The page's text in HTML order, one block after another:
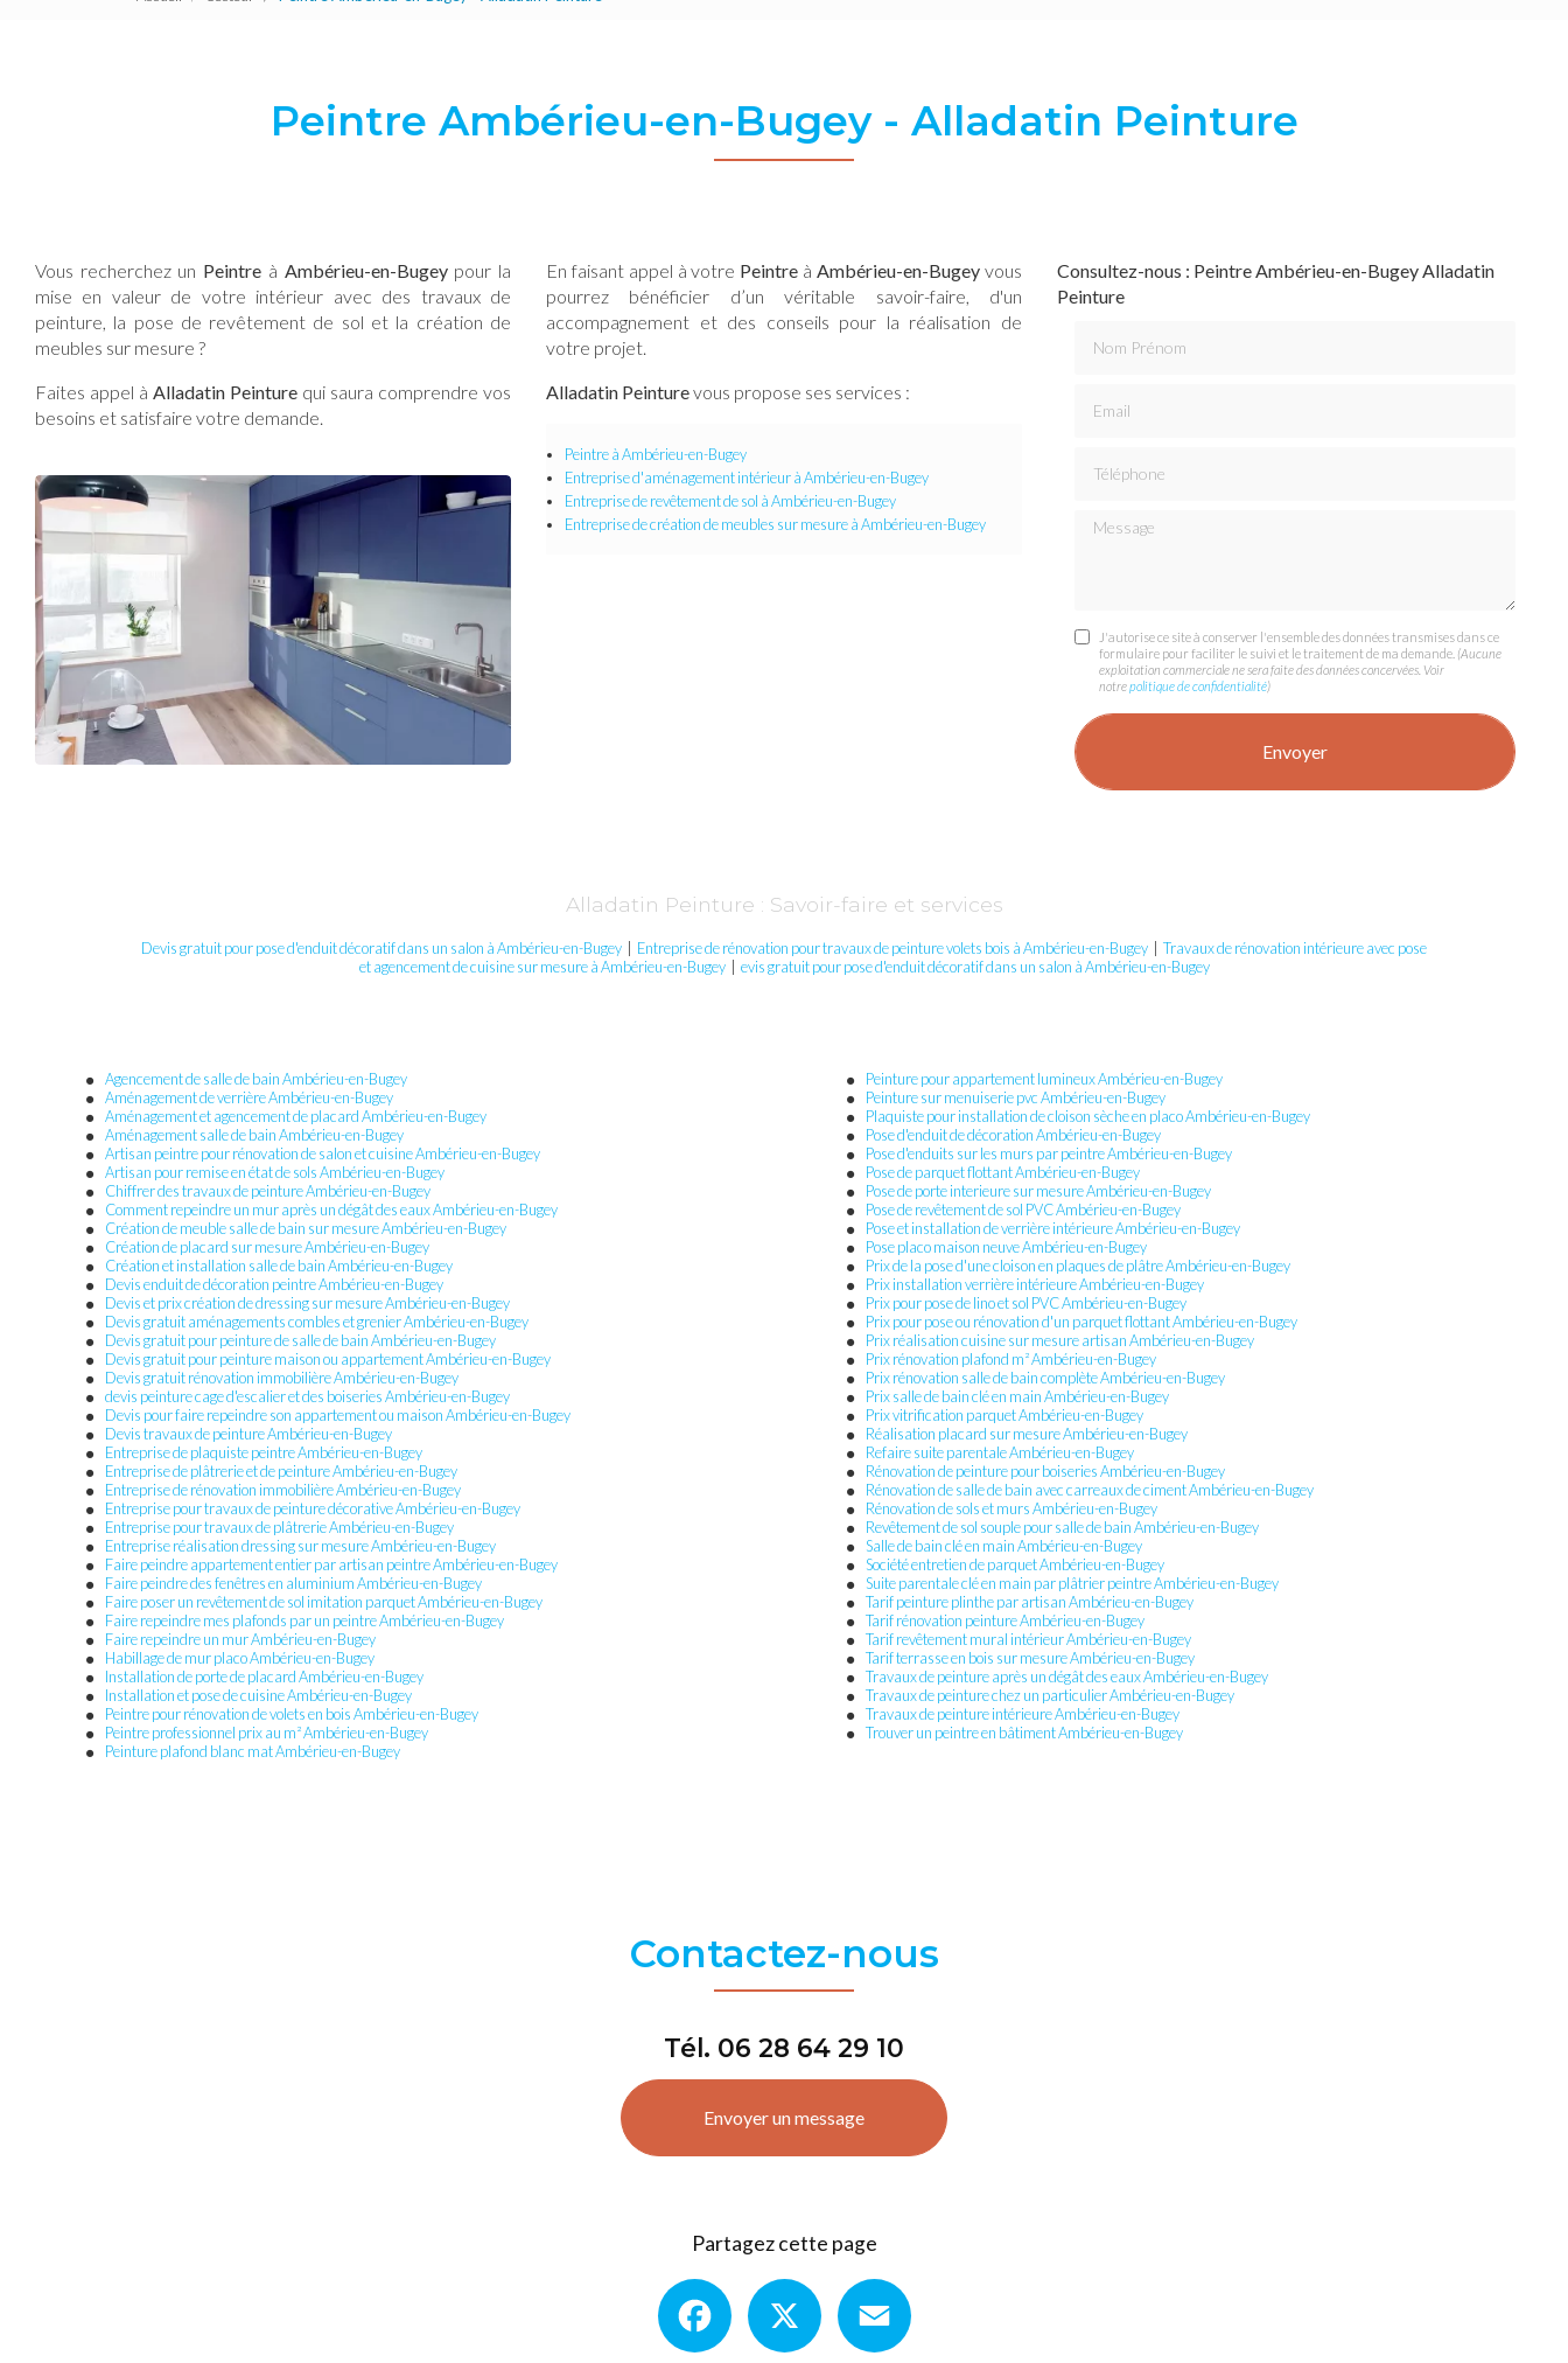
Peintre Ambérieu-en-Bugey - Alladatin Peinture
Vous recherchez un Peintre à Ambérieu-en-Bugeypour la
mise en valeur de votre intérieur avec des travaux de
peinture, la pose de revêtement de sol et la création de
meubles sur mesure ?
Faites appel à Alladatin Peinture qui saura comprendre vos
besoins et satisfaire votre demande.
En faisant appel à votre Peintre àAmbérieu-en-Bugey vous
pourrez bénéficier d’un véritable savoir-faire, d'un
accompagnement et des conseils pour la réalisation de
votre projet.
Alladatin Peinturevous propose ses services :
Peintreà Ambérieu-en-Bugey
Entreprise d'aménagement intérieurà Ambérieu-en-Bugey
Entreprise de revêtement de sol à Ambérieu-en-Bugey
Entreprise de création de meubles sur mesure​​​​​​​à Ambérieu-en-Bugey
Consultez-nous : Peintre Ambérieu-en-Bugey Alladatin
Peinture
Message
J'autorise ce site à conserver l'ensemble des données transmises dans ce
formulaire pour faciliter le suivi et le traitement de ma demande. (Aucune
exploitation commerciale ne sera faite des données concervées. Voir
notrepolitique de confidentialité)
Alladatin Peinture : Savoir-faire et services
Devis gratuit pour pose d'enduit décoratif dans un salon à Ambérieu-en-Bugey | Entreprise de rénovation pour travaux de peinture volets bois à Ambérieu-en-Bugey | Travaux de rénovation intérieure avec pose
et agencement de cuisine sur mesure à Ambérieu-en-Bugey| evis gratuit pour pose d'enduit décoratif dans un salon à Ambérieu-en-Bugey
Agencement de salle de bain Ambérieu-en-Bugey
Aménagement de verrière Ambérieu-en-Bugey
Aménagement et agencement de placard Ambérieu-en-Bugey
Aménagement salle de bain Ambérieu-en-Bugey
Artisan peintre pour rénovation de salon et cuisine Ambérieu-en-Bugey
Artisan pour remise en état de sols Ambérieu-en-Bugey
Chiffrer des travaux de peinture Ambérieu-en-Bugey
Comment repeindre un mur après un dégât des eaux Ambérieu-en-Bugey
Création de meuble salle de bain sur mesure Ambérieu-en-Bugey
Création de placard sur mesure Ambérieu-en-Bugey
Création et installation salle de bain Ambérieu-en-Bugey
Devis enduit de décoration peintre Ambérieu-en-Bugey
Devis et prix création de dressing sur mesure Ambérieu-en-Bugey
Devis gratuit aménagements combles et grenier Ambérieu-en-Bugey
Devis gratuit pour peinture de salle de bain Ambérieu-en-Bugey
Devis gratuit pour peinture maison ou appartement Ambérieu-en-Bugey
Devis gratuit rénovation immobilière Ambérieu-en-Bugey
devis peinture cage d'escalier et des boiseries Ambérieu-en-Bugey
Devis pour faire repeindre son appartement ou maison Ambérieu-en-Bugey
Devis travaux de peinture Ambérieu-en-Bugey
Entreprise de plaquiste peintre Ambérieu-en-Bugey
Entreprise de plâtrerie et de peinture Ambérieu-en-Bugey
Entreprise de rénovation immobilière Ambérieu-en-Bugey
Entreprise pour travaux de peinture décorative Ambérieu-en-Bugey
Entreprise pour travaux de plâtrerie Ambérieu-en-Bugey
Entreprise réalisation dressing sur mesure Ambérieu-en-Bugey
Faire peindre appartement entier par artisan peintre Ambérieu-en-Bugey
Faire peindre des fenêtres en aluminium Ambérieu-en-Bugey
Faire poser un revêtement de sol imitation parquet Ambérieu-en-Bugey
Faire repeindre mes plafonds par un peintre Ambérieu-en-Bugey
Faire repeindre un mur Ambérieu-en-Bugey
Habillage de mur placo Ambérieu-en-Bugey
Installation de porte de placard Ambérieu-en-Bugey
Installation et pose de cuisine Ambérieu-en-Bugey
Peintre pour rénovation de volets en bois Ambérieu-en-Bugey
Peintre professionnel prix au m² Ambérieu-en-Bugey
Peinture plafond blanc mat Ambérieu-en-Bugey
Peinture pour appartement lumineux Ambérieu-en-Bugey
Peinture sur menuiserie pvc Ambérieu-en-Bugey
Plaquiste pour installation de cloison sèche en placo Ambérieu-en-Bugey
Pose d'enduit de décoration Ambérieu-en-Bugey
Pose d'enduits sur les murs par peintre Ambérieu-en-Bugey
Pose de parquet flottant Ambérieu-en-Bugey
Pose de porte interieure sur mesure Ambérieu-en-Bugey
Pose de revêtement de sol PVC Ambérieu-en-Bugey
Pose et installation de verrière intérieure Ambérieu-en-Bugey
Pose placo maison neuve Ambérieu-en-Bugey
Prix de la pose d'une cloison en plaques de plâtre Ambérieu-en-Bugey
Prix installation verrière intérieure Ambérieu-en-Bugey
Prix pour pose de lino et sol PVC Ambérieu-en-Bugey
Prix pour pose ou rénovation d'un parquet flottant Ambérieu-en-Bugey
Prix réalisation cuisine sur mesure artisan Ambérieu-en-Bugey
Prix rénovation plafond m² Ambérieu-en-Bugey
Prix rénovation salle de bain complète Ambérieu-en-Bugey
Prix salle de bain clé en main Ambérieu-en-Bugey
Prix vitrification parquet Ambérieu-en-Bugey
Réalisation placard sur mesure Ambérieu-en-Bugey
Refaire suite parentale Ambérieu-en-Bugey
Rénovation de peinture pour boiseries Ambérieu-en-Bugey
Rénovation de salle de bain avec carreaux de ciment Ambérieu-en-Bugey
Rénovation de sols et murs Ambérieu-en-Bugey
Revêtement de sol souple pour salle de bain Ambérieu-en-Bugey
Salle de bain clé en main Ambérieu-en-Bugey
Société entretien de parquet Ambérieu-en-Bugey
Suite parentale clé en main par plâtrier peintre Ambérieu-en-Bugey
Tarif peinture plinthe par artisan Ambérieu-en-Bugey
Tarif rénovation peinture Ambérieu-en-Bugey
Tarif revêtement mural intérieur Ambérieu-en-Bugey
Tarif terrasse en bois sur mesure Ambérieu-en-Bugey
Travaux de peinture après un dégât des eaux Ambérieu-en-Bugey
Travaux de peinture chez un particulier Ambérieu-en-Bugey
Travaux de peinture intérieure Ambérieu-en-Bugey
Trouver un peintre en bâtiment Ambérieu-en-Bugey
Contactez-nous
Tél. 06 28 64 29 10
Envoyer un message
Partagez cette page
Facebook